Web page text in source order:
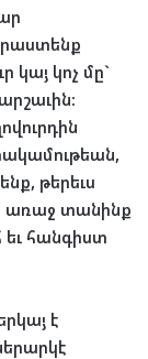
կայ կոչ մը`
արշաւին:
,
, թերեւս
առաջ տանինք
եւ հանգիստ
է